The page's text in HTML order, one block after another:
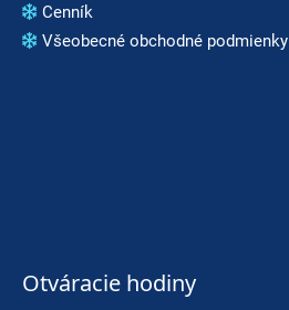
Cenník
Všeobecné obchodné podmienky
Otváracie hodiny